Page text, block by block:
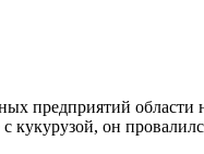
предприятий области
кукурузой, он